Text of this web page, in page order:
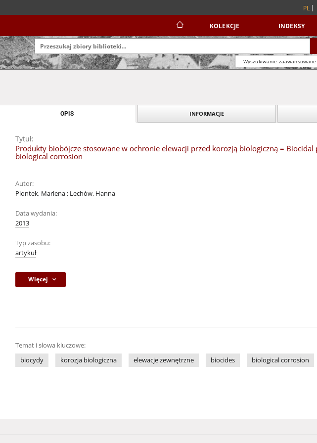
PL
KOLEKCJE INDEKSY
Wyszukiwanie zaawansowane
OPIS INFORMACJE
Tytuł:
Produkty biobójcze stosowane w ochronie elewacji przed korozją biologiczną =
biological corrosion
Autor:
Piontek, Marlena; Lechów, Hanna
Data wydania:
2013
Typ zasobu:
artykuł
Więcej
Temat i słowa kluczowe:
biocydy
korozja biologiczna elewacje zewnętrzne biocides biological corrosion